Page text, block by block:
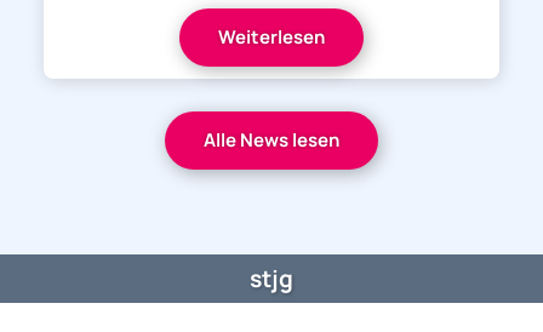
Weiterlesen
Alle News lesen
stjg